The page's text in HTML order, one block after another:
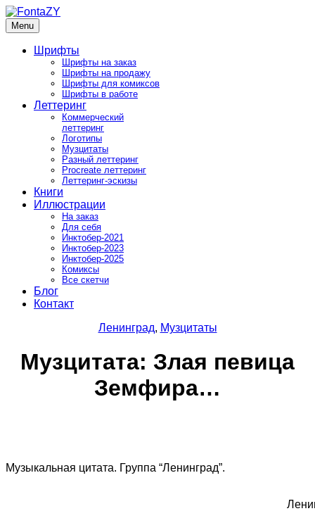
Skip
to
content
FontaZY
Fonts and pictures by Zakhar Yaschin
Menu
Шрифты
Шрифты на заказ
Шрифты на продажу
Шрифты для комиксов
Шрифты в работе
Леттеринг
Коммерческий
леттеринг
Логотипы
Музцитаты
Разный леттеринг
Procreate леттеринг
Леттеринг-эскизы
Книги
Иллюстрации
На заказ
Для себя
Инктобер-2021
Инктобер-2023
Инктобер-2025
Комиксы
Все скетчи
Блог
Контакт
Ленинград, Музцитаты
Музцитата: Злая певица
Земфира…
Музыкальная цитата. Группа “Ленинград”.